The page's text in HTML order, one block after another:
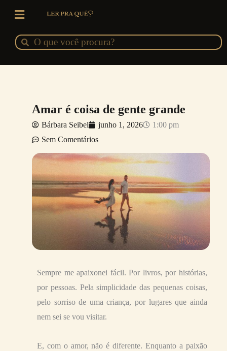
conteúdo
Pesquisar
Pesquisar
Amar é coisa de gente grande
Bárbara Seibel junho 1, 2026
1:00 pm
Sem Comentários
Sempre me apaixonei fácil. Por livros, por histórias,
por pessoas. Pela simplicidade das pequenas coisas,
pelo sorriso de uma criança, por lugares que ainda
nem sei se vou visitar.
E, com o amor, não é diferente. Enquanto a paixão